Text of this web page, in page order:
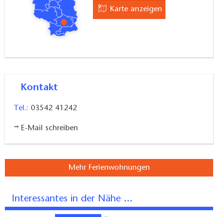
Karte anzeigen
Kontakt
Tel.: 03542 41242
E-Mail schreiben
Mehr Ferienwohnungen
Interessantes in der Nähe ...